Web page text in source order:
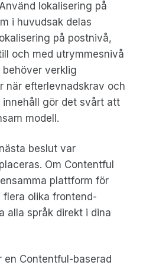
lokalisering på
i huvudsak delas
på postnivå,
och med utrymmesnivå
verklig
när efterlevnadskrav och
gör det svårt att
modell.
beslut var
Om Contentful
plattform för
flera olika frontend-
alla språk direkt i dina
en Contentful-baserad